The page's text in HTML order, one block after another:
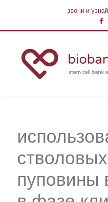
звони и
пуповины